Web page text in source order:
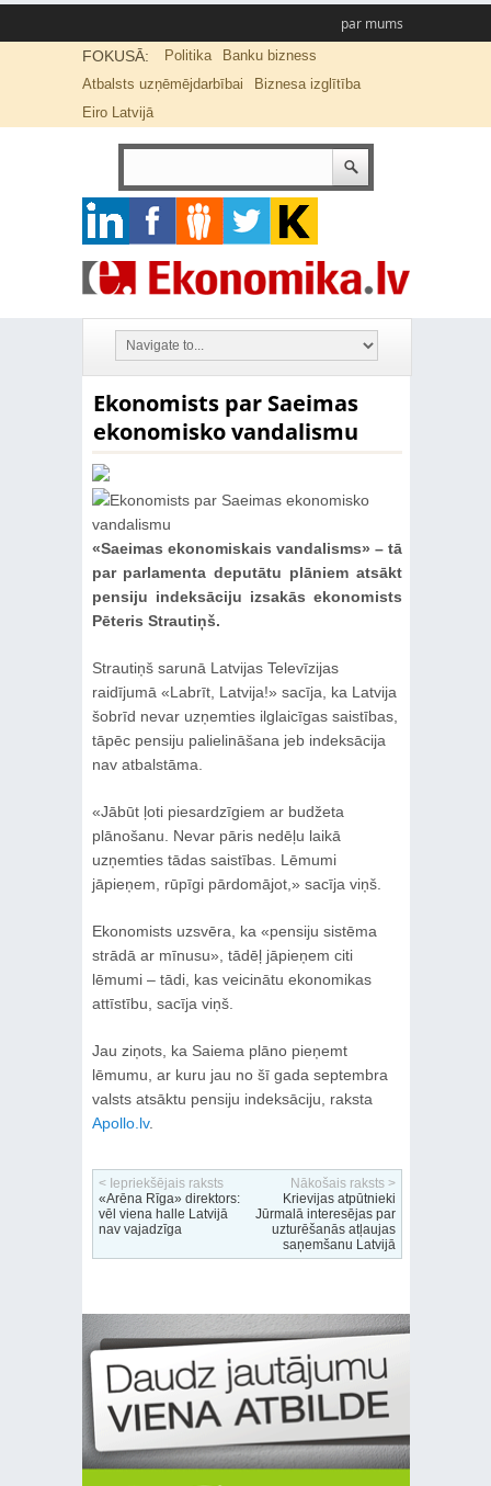
par mums
FOKUSĀ: Politika
Banku bizness
Atbalsts uzņēmējdarbībai
Biznesa izglītība
Eiro Latvijā
Ekonomists par Saeimas
ekonomisko vandalismu
«Saeimas ekonomiskais vandalisms» – tā
par parlamenta deputātu plāniem atsākt
pensiju indeksāciju izsakās ekonomists
Pēteris Strautiņš.
Strautiņš sarunā Latvijas Televīzijas
raidījumā «Labrīt, Latvija!» sacīja, ka Latvija
šobrīd nevar uzņemties ilglaicīgas saistības,
tāpēc pensiju palielināšana jeb indeksācija
nav atbalstāma.
«Jābūt ļoti piesardzīgiem ar budžeta
plānošanu. Nevar pāris nedēļu laikā
uzņemties tādas saistības. Lēmumi
jāpieņem, rūpīgi pārdomājot,» sacīja viņš.
Ekonomists uzsvēra, ka «pensiju sistēma
strādā ar mīnusu», tādēļ jāpieņem citi
lēmumi – tādi, kas veicinātu ekonomikas
attīstību, sacīja viņš.
Jau ziņots, ka Saiema plāno pieņemt
lēmumu, ar kuru jau no šī gada septembra
valsts atsāktu pensiju indeksāciju, raksta
Apollo.lv.
< Iepriekšējais raksts
«Arēna Rīga» direktors:
vēl viena halle Latvijā
nav vajadzīga
Nākošais raksts >
Krievijas atpūtnieki
Jūrmalā interesējas par
uzturēšanās atļaujas
saņemšanu Latvijā